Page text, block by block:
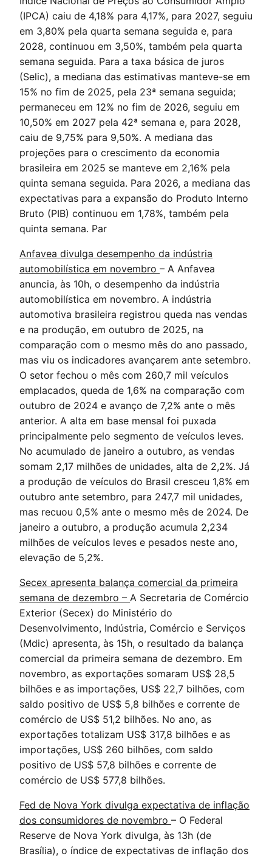
(IPCA) caiu de 4,18% para 4,17%, para 2027, seguiu
em 3,80% pela quarta semana seguida e, para
2028, continuou em 3,50%, também pela quarta
semana seguida. Para a taxa básica de juros
(Selic), a mediana das estimativas manteve-se em
15% no fim de 2025, pela 23ª semana seguida;
permaneceu em 12% no fim de 2026, seguiu em
10,50% em 2027 pela 42ª semana e, para 2028,
caiu de 9,75% para 9,50%. A mediana das
projeções para o crescimento da economia
brasileira em 2025 se manteve em 2,16% pela
quinta semana seguida. Para 2026, a mediana das
expectativas para a expansão do Produto Interno
Bruto (PIB) continuou em 1,78%, também pela
quinta semana. Par
Anfavea divulga desempenho da indústria
automobilística em novembro – A Anfavea
anuncia, às 10h, o desempenho da indústria
automobilística em novembro. A indústria
automotiva brasileira registrou queda nas vendas
e na produção, em outubro de 2025, na
comparação com o mesmo mês do ano passado,
mas viu os indicadores avançarem ante setembro.
O setor fechou o mês com 260,7 mil veículos
emplacados, queda de 1,6% na comparação com
outubro de 2024 e avanço de 7,2% ante o mês
anterior. A alta em base mensal foi puxada
principalmente pelo segmento de veículos leves.
No acumulado de janeiro a outubro, as vendas
somam 2,17 milhões de unidades, alta de 2,2%. Já
a produção de veículos do Brasil cresceu 1,8% em
outubro ante setembro, para 247,7 mil unidades,
mas recuou 0,5% ante o mesmo mês de 2024. De
janeiro a outubro, a produção acumula 2,234
milhões de veículos leves e pesados neste ano,
elevação de 5,2%.
Secex apresenta balança comercial da primeira
semana de dezembro – A Secretaria de Comércio
Exterior (Secex) do Ministério do
Desenvolvimento, Indústria, Comércio e Serviços
(Mdic) apresenta, às 15h, o resultado da balança
comercial da primeira semana de dezembro. Em
novembro, as exportações somaram US$ 28,5
bilhões e as importações, US$ 22,7 bilhões, com
saldo positivo de US$ 5,8 bilhões e corrente de
comércio de US$ 51,2 bilhões. No ano, as
exportações totalizam US$ 317,8 bilhões e as
importações, US$ 260 bilhões, com saldo
positivo de US$ 57,8 bilhões e corrente de
comércio de US$ 577,8 bilhões.
Fed de Nova York divulga expectativa de inflação
dos consumidores de novembro – O Federal
Reserve de Nova York divulga, às 13h (de
Brasília), o índice de expectativas de inflação dos